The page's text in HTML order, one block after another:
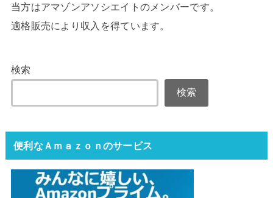
当方はアマゾンアソシエイトのメンバーです。
適格販売により収入を得ています。
検索
検索
便利なＡｍａｚｏｎのサービス